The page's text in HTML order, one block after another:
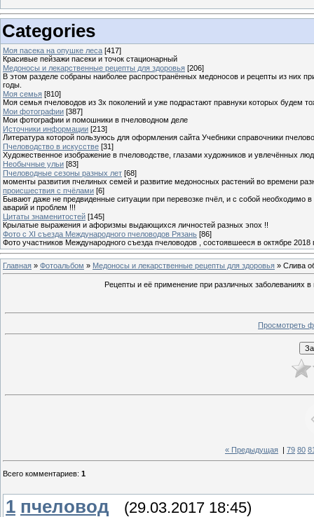
Categories
Моя пасека на опушке леса [417]
Красивые пейзажи пасеки и точок стационарный
Медоносы и лекарственные рецепты для здоровья [206]
В этом разделе собраны наиболее распространённых медоносов и рецепты из них
годы.
Моя семья [810]
Моя семья пчеловодов из 3х поколений и уже подрастают правнуки которых будем
Мои фотографии [387]
Мои фотографии и помошники в пчеловодном деле
Источники информации [213]
Литература которой пользуюсь для оформления сайта Учебники справочники
Пчеловодство в искусстве [31]
Художественное изображение в пчеловодстве, глазами художников и увлечённых
Необычные ульи [83]
Пчеловодные сезоны разных лет [68]
моменты развития пчелиных семей и развитие медоносных растений во времени
происшествия с пчёлами [6]
Бывают даже не предвиденные ситуации при перевозке пчёл, и с собой необходимо
аварий и проблем !!!
Цитаты знаменитостей [145]
Крылатые выражения и афоризмы выдающихся личностей разных эпох !!
Фото с XI съезда Международного пчеловодов Рязань [86]
Фото участников Международного съезда пчеловодов , состоявшееся в октябре 2018
Главная » Фотоальбом » Медоносы и лекарственные рецепты для здоровья » Слива
Рецепты и её применение при различных заболеваниях
Просмотреть
« Предыдущая 79 80
Всего комментариев: 1
1 пчеловод (29.03.2017 18:45)